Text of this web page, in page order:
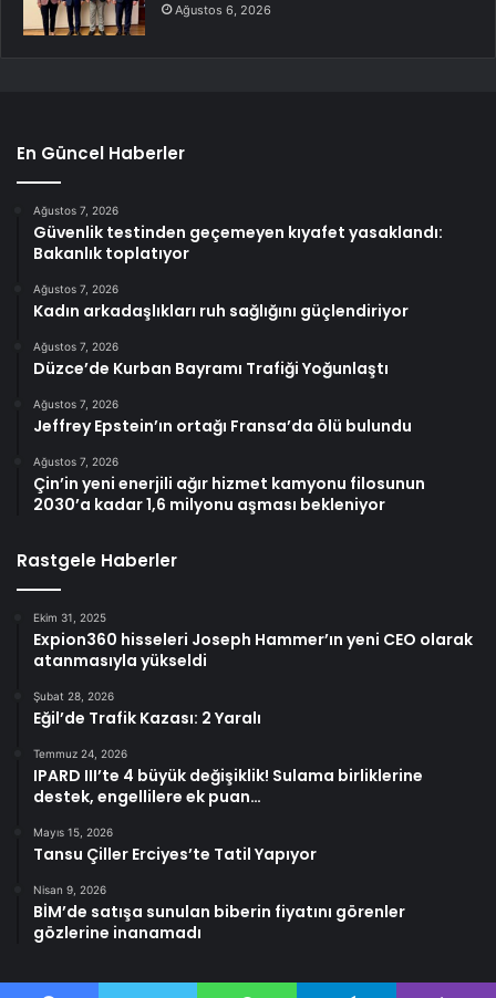
Ağustos 6, 2026
En Güncel Haberler
Ağustos 7, 2026
Güvenlik testinden geçemeyen kıyafet yasaklandı:
Bakanlık toplatıyor
Ağustos 7, 2026
Kadın arkadaşlıkları ruh sağlığını güçlendiriyor
Ağustos 7, 2026
Düzce’de Kurban Bayramı Trafiği Yoğunlaştı
Ağustos 7, 2026
Jeffrey Epstein’ın ortağı Fransa’da ölü bulundu
Ağustos 7, 2026
Çin’in yeni enerjili ağır hizmet kamyonu filosunun
2030’a kadar 1,6 milyonu aşması bekleniyor
Rastgele Haberler
Ekim 31, 2025
Expion360 hisseleri Joseph Hammer’ın yeni CEO olarak
atanmasıyla yükseldi
Şubat 28, 2026
Eğil’de Trafik Kazası: 2 Yaralı
Temmuz 24, 2026
IPARD III’te 4 büyük değişiklik! Sulama birliklerine
destek, engellilere ek puan…
Mayıs 15, 2026
Tansu Çiller Erciyes’te Tatil Yapıyor
Nisan 9, 2026
BİM’de satışa sunulan biberin fiyatını görenler
gözlerine inanamadı